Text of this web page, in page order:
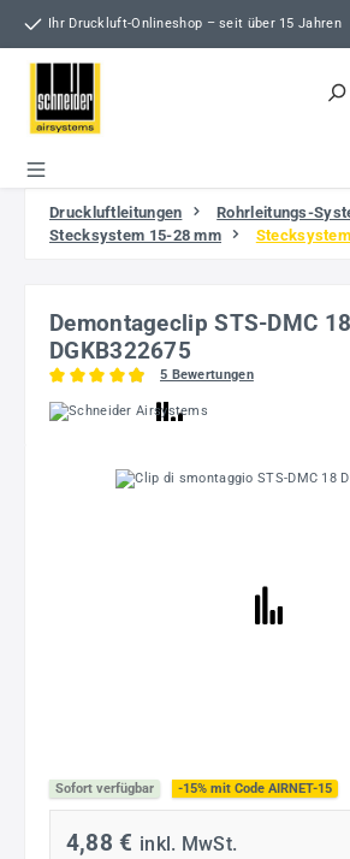
Zum Hauptinhalt springen
Ihr Druckluft-Onlineshop – seit über 15 Jahren
Druckluftleitungen
Rohrleitungs-
Stecksystem 15-28 mm
Demontageclip STS-DMC 18
DGKB322675
Durchschnittliche Bewertung von 4.9
5 Bewertungen
Bildergalerie überspringen
Sofort verfügbar -15% mit Code AIRNET-15
4,88 € inkl. MwSt.